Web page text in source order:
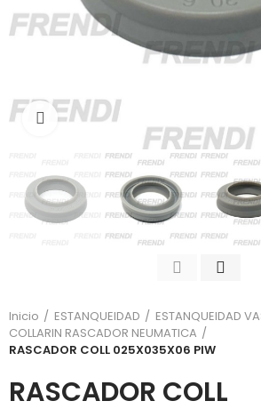
Click para agrandar
Inicio ESTANQUEIDAD
ESTANQUEIDAD
COLLARIN RASCADOR NEUMATICA
RASCADOR COLL 025X035X06 PIW
RASCADOR COLL